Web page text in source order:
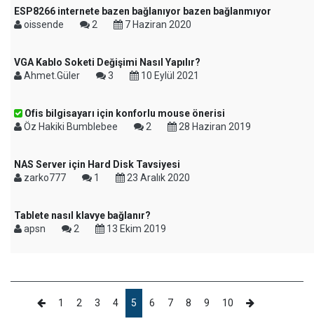
ESP8266 internete bazen bağlanıyor bazen bağlanmıyor
oissende
2 7 Haziran 2020
VGA Kablo Soketi Değişimi Nasıl Yapılır?
Ahmet.Güler
3 10 Eylül 2021
Ofis bilgisayarı için konforlu mouse önerisi
Öz Hakiki Bumblebee
2 28 Haziran 2019
NAS Server için Hard Disk Tavsiyesi
zarko777
1 23 Aralık 2020
Tablete nasıl klavye bağlanır?
apsn
2 13 Ekim 2019
1 2 3 4 5 6 7 8 9 10